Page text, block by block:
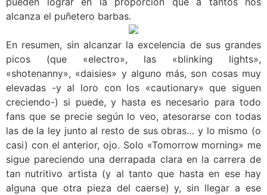
alcanza el puñetero barbas.
En resumen, sin alcanzar la excelencia de sus grandes
picos (que «electro», las «blinking lights»,
«shotenanny», «daisies» y alguno más, son cosas muy
elevadas -y al loro con los «cautionary» que siguen
creciendo-) si puede, y hasta es necesario para todo
fans que se precie según lo veo, atesorarse con todas
las de la ley junto al resto de sus obras… y lo mismo (o
casi) con el anterior, ojo. Solo «Tomorrow morning» me
sigue pareciendo una derrapada clara en la carrera de
tan nutritivo artista (y al tanto que hasta en ese hay
alguna que otra pieza del caerse) y, sin llegar a ese